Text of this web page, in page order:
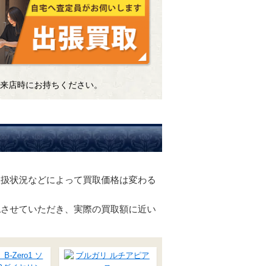
店時にお持ちください。
状況などによって買取価格は変わる
せていただき、実際の買取額に近い